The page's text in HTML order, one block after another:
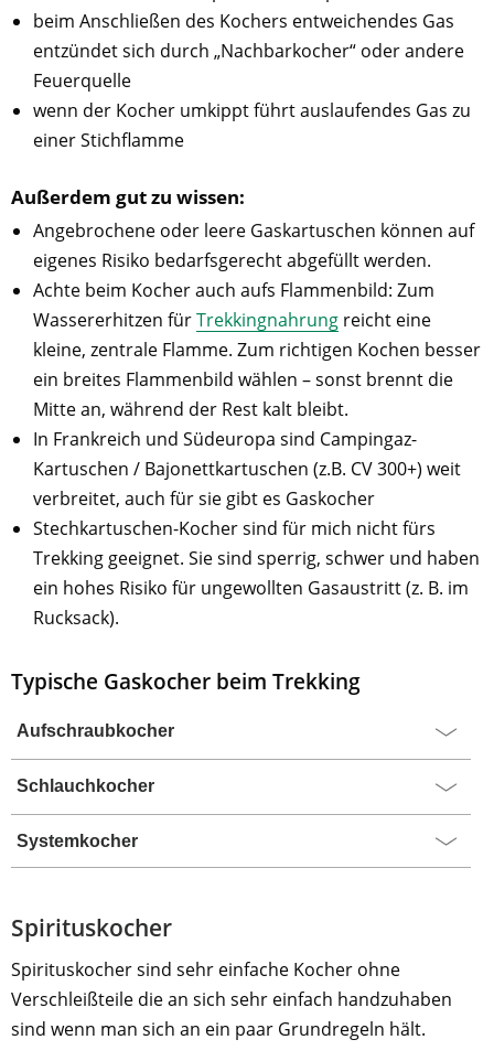
beim Anschließen des Kochers entweichendes Gas
entzündet sich durch „Nachbarkocher“ oder andere
Feuerquelle
wenn der Kocher umkippt führt auslaufendes Gas zu
einer Stichflamme
Außerdem gut zu wissen:
Angebrochene oder leere Gaskartuschen können auf
eigenes Risiko bedarfsgerecht abgefüllt werden.
Achte beim Kocher auch aufs Flammenbild: Zum
Wassererhitzen fürTrekkingnahrung reicht eine
kleine, zentrale Flamme. Zum richtigen Kochen besser
ein breites Flammenbild wählen – sonst brennt die
Mitte an, während der Rest kalt bleibt.
In Frankreich und Südeuropa sind Campingaz-
Kartuschen / Bajonettkartuschen (z.B. CV 300+) weit
verbreitet, auch für sie gibt es Gaskocher
Stechkartuschen-Kocher sind für mich nicht fürs
Trekking geeignet. Sie sind sperrig, schwer und haben
ein hohes Risiko für ungewollten Gasaustritt (z. B. im
Rucksack).
Typische Gaskocher beim Trekking
Aufschraubkocher
Schlauchkocher
Systemkocher
Spirituskocher
Spirituskocher sind sehr einfache Kocher ohne
Verschleißteile die an sich sehr einfach handzuhaben
sind wenn man sich an ein paar Grundregeln hält.